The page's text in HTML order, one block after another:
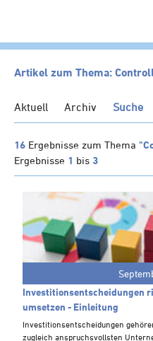
Artikel zum Thema:
Aktuell Archiv Suche
16 Ergebnisse zum Thema
Ergebnisse 1 bis 3
Investitionsentscheidungen
umsetzen - Einleitung
Investitionsentscheidungen
zugleich anspruchsvollsten